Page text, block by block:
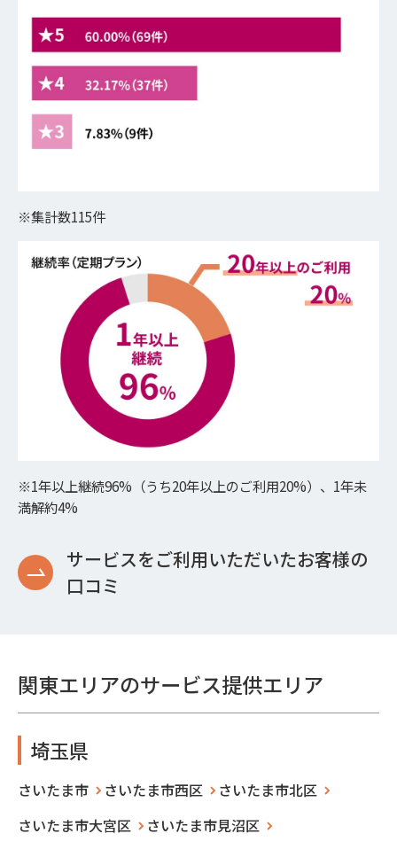
※集計数115件
※1年以上継続96%（うち20年以上のご利用20%）、1年未
満解約4%
サービスをご利用いただいたお客様の
口コミ
関東エリアのサービス提供エリア
埼玉県
さいたま市 さいたま市西区
さいたま市北区
さいたま市大宮区
さいたま市見沼区